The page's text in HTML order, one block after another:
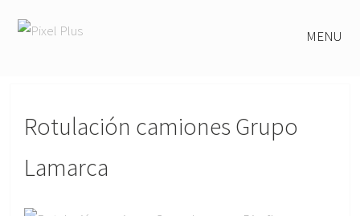
MENU
Rotulación camiones Grupo
Lamarca